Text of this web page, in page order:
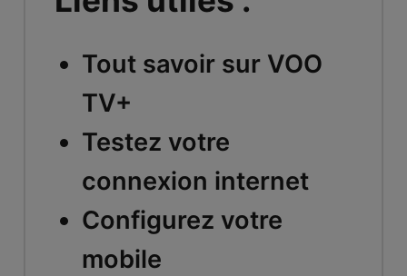
Tout savoir sur VOO
TV+
Testez votre
connexion internet
Configurez votre
mobile